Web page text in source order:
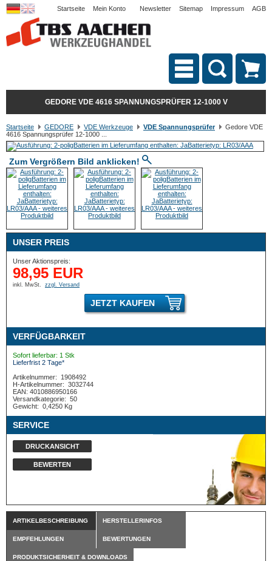
Startseite Mein Konto Newsletter Sitemap Impressum AGB
GEDORE VDE 4616 SPANNUNGSPRÜFER 12-1000 V
Startseite GEDORE VDE Werkzeuge VDE Spannungsprüfer
Gedore VDE
4616 Spannungsprüfer 12-1000 ...
Zum Vergrößern Bild anklicken!
UNSER PREIS
Unser Aktionspreis:
98,95 EUR
inkl. MwSt. zzgl. Versand
JETZT KAUFEN
VERFÜGBARKEIT
Sofort lieferbar: 1 Stk
Lieferfrist 2 Tage*
Artikelnummer:
1908492
H-Artikelnummer: 3032744
EAN: 4010886950166
Versandkategorie: 50
Gewicht: 0,4250 Kg
SERVICE
DRUCKANSICHT
BEWERTEN
ARTIKELBESCHREIBUNG HERSTELLERINFOS
EMPFEHLUNGEN BEWERTUNGEN
PRODUKTSICHERHEIT & DOWNLOADS